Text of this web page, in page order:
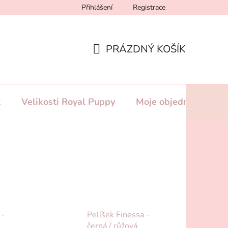
Podmínky ochrany osobních údajů
Přihlášení Registrace
KOŠÍK
PRÁZDNÝ KOŠÍK
Velikosti Royal Puppy Moje objednávka
Pelíšek Finessa -